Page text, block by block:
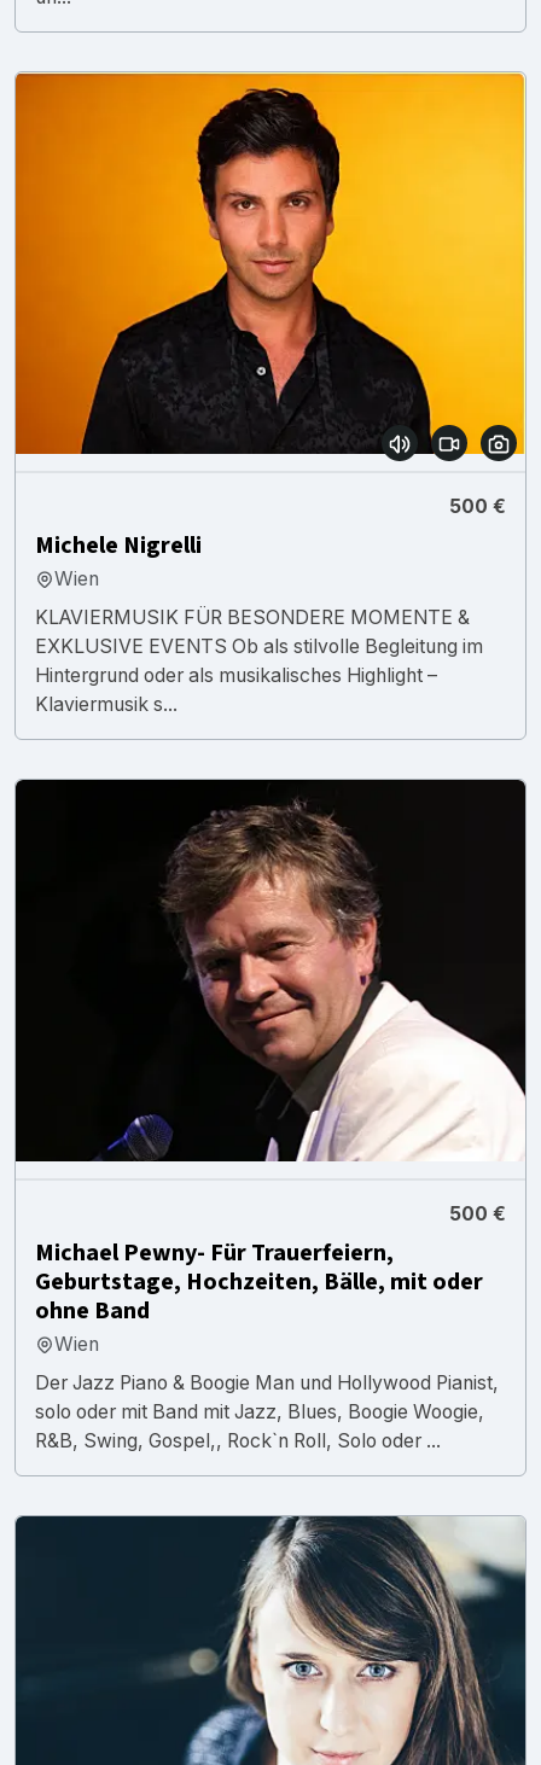
500 €
Michele Nigrelli
Wien
KLAVIERMUSIK FÜR BESONDERE MOMENTE &
EXKLUSIVE EVENTS Ob als stilvolle Begleitung im
Hintergrund oder als musikalisches Highlight –
Klaviermusik s...
500 €
Michael Pewny- Für Trauerfeiern,
Geburtstage, Hochzeiten, Bälle, mit oder
ohne Band
Wien
Der Jazz Piano & Boogie Man und Hollywood Pianist,
solo oder mit Band mit Jazz, Blues, Boogie Woogie,
R&B, Swing, Gospel,, Rock`n Roll, Solo oder ...